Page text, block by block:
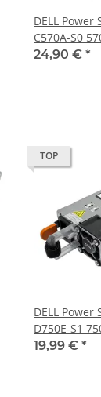
DELL
C570A-S0
R710, T610
24,90 €*
TOP
DELL
D750E-S1
R720 R820
19,99 €*